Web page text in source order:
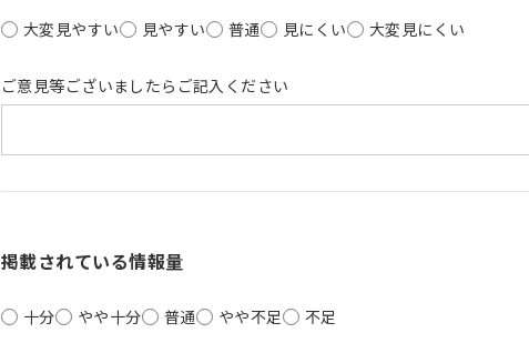
大変見やすい 見やすい 普通 見にくい 大変見にくい
ご意見等ございましたらご記入ください
掲載されている情報量
十分 やや十分 普通 やや不足 不足